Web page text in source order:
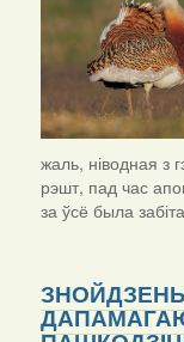
жаль, ніводная з
рэшт, пад час
за ўсё была